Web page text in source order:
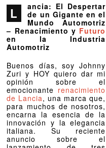
L
ancia: El Despertar
de un Gigante en el
Mundo Automotriz
– Renacimiento y Futuro
en la Industria
Automotriz
Buenos días, soy Johnny
Zuri y HOY quiero dar mi
opinión sobre el
emocionante renacimiento
de Lancia, una marca que,
para muchos de nosotros,
encarna la esencia de la
innovación y la elegancia
italiana. Su reciente
anuncio sobre el